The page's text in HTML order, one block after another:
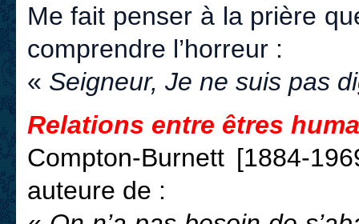
Me fait penser à la prière
comprendre l’horreur :
« Seigneur, Je ne suis pas
Relations entre êtres
Compton-Burnett [1884-
auteure de :